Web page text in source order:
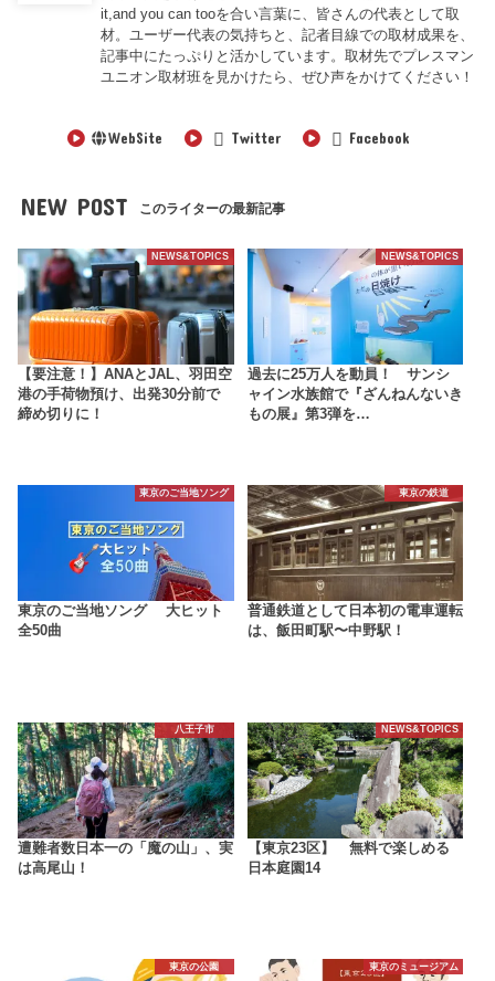
it,and you can tooを合い言葉に、皆さんの代表として取
材。ユーザー代表の気持ちと、記者目線での取材成果を、
記事中にたっぷりと活かしています。取材先でプレスマン
ユニオン取材班を見かけたら、ぜひ声をかけてください！
WebSite Twitter Facebook
NEW POST このライターの最新記事
NEWS&TOPICS
【要注意！】ANAとJAL、羽田空
港の手荷物預け、出発30分前で
締め切りに！
NEWS&TOPICS
過去に25万人を動員！ サンシ
ャイン水族館で『ざんねんないき
もの展』第3弾を…
東京のご当地ソング
東京のご当地ソング 大ヒット
全50曲
東京の鉄道
普通鉄道として日本初の電車運転
は、飯田町駅〜中野駅！
八王子市
遭難者数日本一の「魔の山」、実
は高尾山！
NEWS&TOPICS
【東京23区】 無料で楽しめる
日本庭園14
東京の公園 東京のミュージアム